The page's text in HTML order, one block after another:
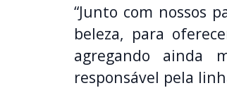
“Junto com nossos
beleza, para
agregando ainda
responsável pela